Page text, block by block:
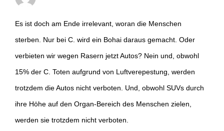
Es ist doch am Ende irrelevant, woran die Menschen
sterben. Nur bei C. wird ein Bohai daraus gemacht. Oder
verbieten wir wegen Rasern jetzt Autos? Nein und, obwohl
15% der C. Toten aufgrund von Luftverepestung, werden
trotzdem die Autos nicht verboten. Und, obwohl SUVs durch
ihre Höhe auf den Organ-Bereich des Menschen zielen,
werden sie trotzdem nicht verboten.